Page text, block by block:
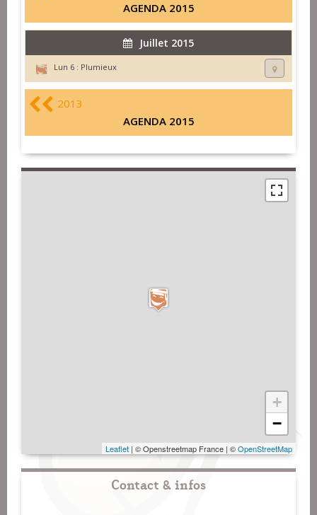
AGENDA 2015
Juillet 2015
Lun 6 : Plumieux
2013
AGENDA 2015
+
−
Leaflet | © Openstreetmap France | ©OpenStreetMap
Contact & infos